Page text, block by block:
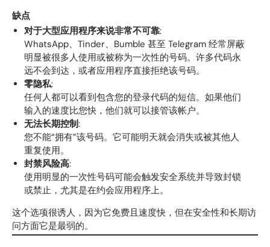
缺点
对于大型应用程序来说非常不可靠:
WhatsApp、Tinder、Bumble 甚至 Telegram 经常屏蔽
明显被很多人使用或被称为一次性的号码。许多代码永
远不会到达，或者应用程序直接拒绝该号码。
零隐私:
任何人都可以看到包含您的登录代码的短信。如果他们
输入的速度比您快，他们就可以接管该帐户。
无法长期控制:
您不能“拥有”该号码。它可能明天就会消失或被其他人
重复使用。
封禁风险高:
使用明显的一次性号码可能会触发安全系统并导致封锁
或禁止，尤其是在约会应用程序上。
这个选项很诱人，因为它免费且速度快，但在安全性和长期访
问方面它是最弱的。